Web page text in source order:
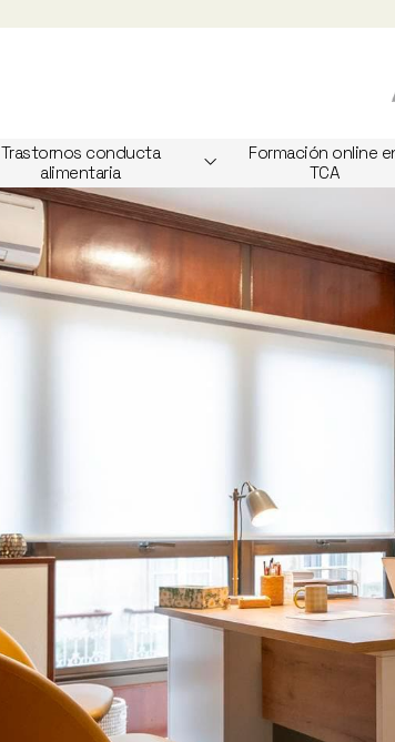
Trastornos conducta
alimentaria
Formación online
TCA